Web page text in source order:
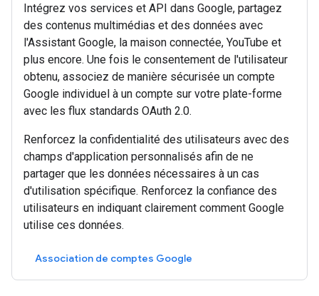
Intégrez vos services et API dans Google, partagez
des contenus multimédias et des données avec
l'Assistant Google, la maison connectée, YouTube et
plus encore. Une fois le consentement de l'utilisateur
obtenu, associez de manière sécurisée un compte
Google individuel à un compte sur votre plate-forme
avec les flux standards OAuth 2.0.
Renforcez la confidentialité des utilisateurs avec des
champs d'application personnalisés afin de ne
partager que les données nécessaires à un cas
d'utilisation spécifique. Renforcez la confiance des
utilisateurs en indiquant clairement comment Google
utilise ces données.
Association de comptes Google